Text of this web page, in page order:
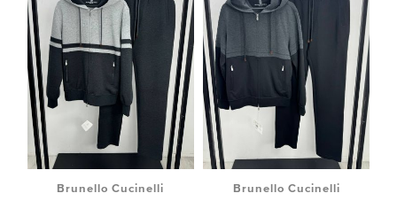
Brunello Cucinelli Brunello Cucinelli